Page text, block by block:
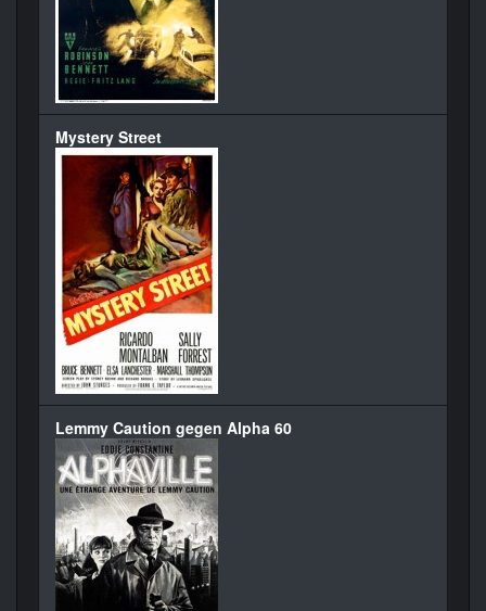
Mystery Street
Lemmy Caution gegen Alpha 60